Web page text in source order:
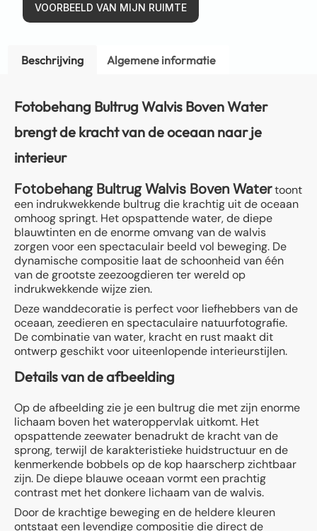
VOORBEELD VAN MIJN RUIMTE
Beschrijving Algemene informatie
Fotobehang Bultrug Walvis Boven Water
brengt de kracht van de oceaan naar je
interieur
Fotobehang Bultrug Walvis Boven Watertoont
een indrukwekkende bultrug die krachtig uit de oceaan
omhoog springt. Het opspattende water, de diepe
blauwtinten en de enorme omvang van de walvis
zorgen voor een spectaculair beeld vol beweging. De
dynamische compositie laat de schoonheid van één
van de grootste zeezoogdieren ter wereld op
indrukwekkende wijze zien.
Deze wanddecoratie is perfect voor liefhebbers van de
oceaan, zeedieren en spectaculaire natuurfotografie.
De combinatie van water, kracht en rust maakt dit
ontwerp geschikt voor uiteenlopende interieurstijlen.
Details van de afbeelding
Op de afbeelding zie je een bultrug die met zijn enorme
lichaam boven het wateroppervlak uitkomt. Het
opspattende zeewater benadrukt de kracht van de
sprong, terwijl de karakteristieke huidstructuur en de
kenmerkende bobbels op de kop haarscherp zichtbaar
zijn. De diepe blauwe oceaan vormt een prachtig
contrast met het donkere lichaam van de walvis.
Door de krachtige beweging en de heldere kleuren
ontstaat een levendige compositie die direct de